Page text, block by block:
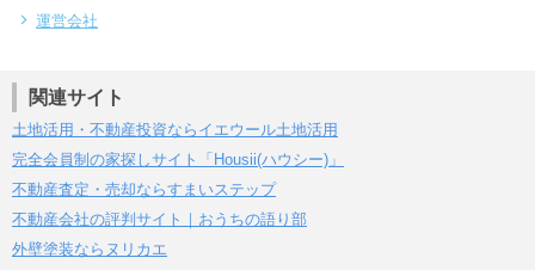
運営会社
関連サイト
土地活用・不動産投資ならイエウール土地活用
完全会員制の家探しサイト「Housii(ハウシー)」
不動産査定・売却ならすまいステップ
不動産会社の評判サイト｜おうちの語り部
外壁塗装ならヌリカエ